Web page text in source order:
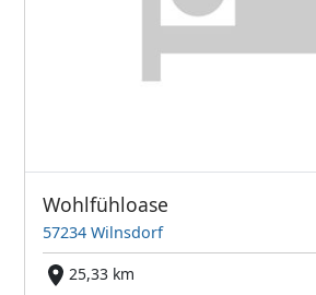
Wohlfühloase
57234 Wilnsdorf
25,33 km